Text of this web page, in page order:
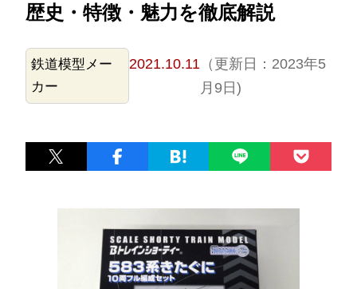
歴史・特徴・魅力を徹底解説
鉄道模型メー
カー
2021.10.11 （更新日：2023年5
月9日)